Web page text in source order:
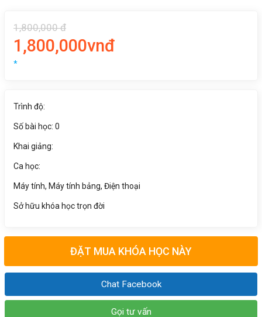
1,800,000 đ
1,800,000vnđ
*
Trình độ:
Số bài học: 0
Khai giảng:
Ca học:
Máy tính, Máy tính bảng, Điện thoại
Sở hữu khóa học trọn đời
ĐẶT MUA KHÓA HỌC NÀY
Chat Facebook
Gọi tư vấn